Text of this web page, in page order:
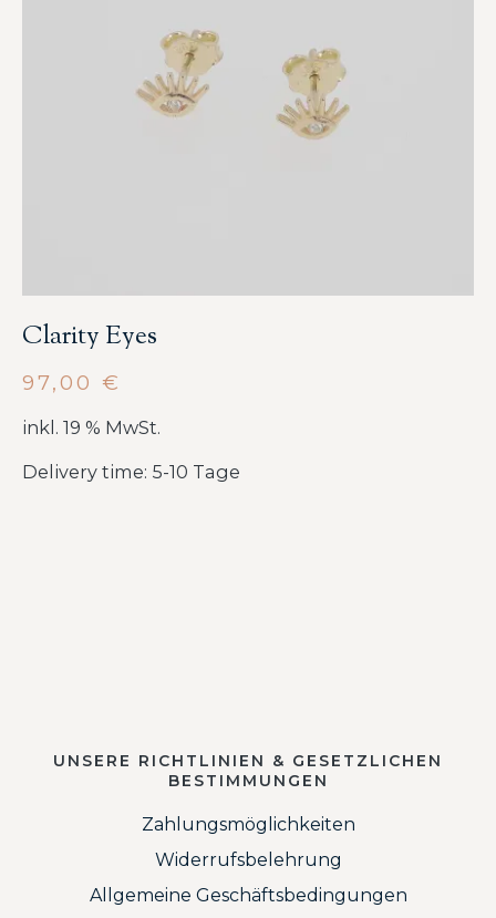
Clarity Eyes
97,00 €
inkl. 19 % MwSt.
Delivery time: 5-10 Tage
UNSERE RICHTLINIEN & GESETZLICHEN
BESTIMMUNGEN
Zahlungsmöglichkeiten
Widerrufsbelehrung
Allgemeine Geschäftsbedingungen